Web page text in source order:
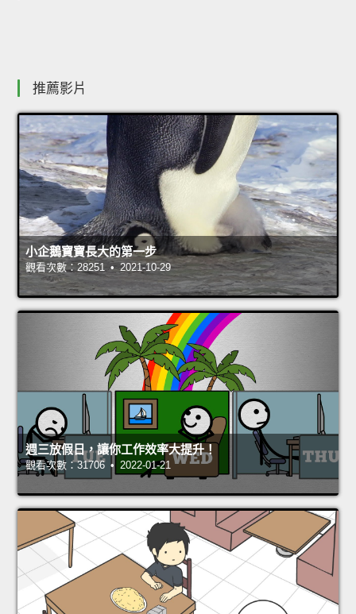
推薦影片
小企鵝寶寶長大的第一步
觀看次數：28251 • 2021-10-29
週三放假日，讓你工作效率大提升！
觀看次數：31706 • 2022-01-21